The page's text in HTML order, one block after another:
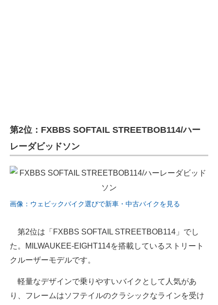
第2位：FXBBS SOFTAIL STREETBOB114/ハー
レーダビッドソン
画像：ウェビックバイク選びで新車・中古バイクを見る
第2位は「FXBBS SOFTAIL STREETBOB114」でし
た。MILWAUKEE-EIGHT114を搭載しているストリート
クルーザーモデルです。
軽量なデザインで乗りやすいバイクとして人気があ
り、フレームはソフテイルのクラシックなラインを受け